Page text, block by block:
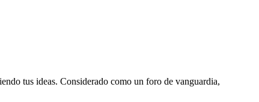
tus ideas. Considerado como un foro de vanguardia,